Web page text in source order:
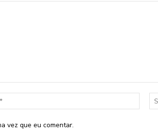
mail:*
vez que eu comentar.